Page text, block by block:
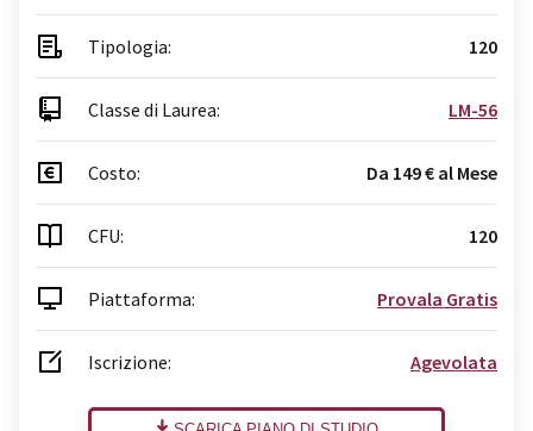
Tipologia: 120
Classe di Laurea: LM-56
Costo: Da 149 € al Mese
CFU: 120
Piattaforma: Provala Gratis
Iscrizione: Agevolata